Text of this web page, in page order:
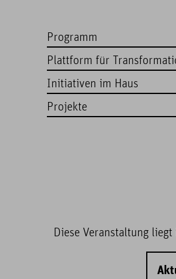
Programm
Plattform für
Initiativen im Haus
Projekte
Diese Veranstaltung